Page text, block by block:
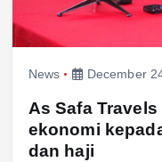
News December
As Safa
ekonomi
dan haji